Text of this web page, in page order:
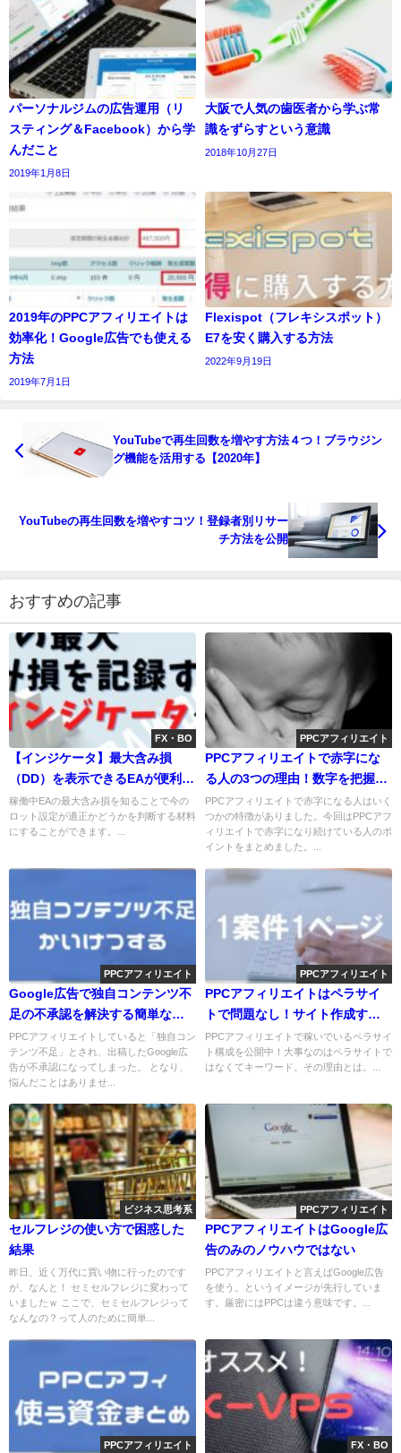
パーソナルジムの広告運用（リ
スティング＆Facebook）から学
んだこと
2019年1月8日
大阪で人気の歯医者から学ぶ常
識をずらすという意識
2018年10月27日
2019年のPPCアフィリエイトは
効率化！Google広告でも使える
方法
2019年7月1日
Flexispot（フレキシスポット）
E7を安く購入する方法
2022年9月19日
YouTubeで再生回数を増やす方法４つ！ブラウジン
グ機能を活用する【2020年】
YouTubeの再生回数を増やすコツ！登録者別リサー
チ方法を公開
おすすめの記事
FX・BO
【インジケータ】最大含み損
（DD）を表示できるEAが便利す
ぎる
稼働中EAの最大含み損を知ることで今の
ロット設定が適正かどうかを判断する材料
にすることができます。...
PPCアフィリエイト
PPCアフィリエイトで赤字にな
る人の3つの理由！数字を把握す
る重要性
PPCアフィリエイトで赤字になる人はいく
つかの特徴がありました。今回はPPCアフ
ィリエイトで赤字になり続けている人のポ
イントをまとめました。...
PPCアフィリエイト
Google広告で独自コンテンツ不
足の不承認を解決する簡単な方
法！
PPCアフィリエイトしていると「独自コン
テンツ不足」とされ、出稿したGoogle広
告が不承認になってしまった。 となり、
悩んだことはありませ...
PPCアフィリエイト
PPCアフィリエイトはペラサイ
トで問題なし！サイト作成する
必要はない
PPCアフィリエイトで稼いでいるペラサイ
ト構成を公開中！大事なのはペラサイトで
はなくてキーワード。その理由とは。...
ビジネス思考系
セルフレジの使い方で困惑した
結果
昨日、近く万代に買い物に行ったのです
が、なんと！ セミセルフレジに変わって
いましたｗ ここで、セミセルフレジって
なんなの？って人のために簡単...
PPCアフィリエイト
PPCアフィリエイトはGoogle広
告のみのノウハウではない
PPCアフィリエイトと言えばGoogle広告
を使う。というイメージが先行していま
す。厳密にはPPCは違う意味です。...
PPCアフィリエイト FX・BO